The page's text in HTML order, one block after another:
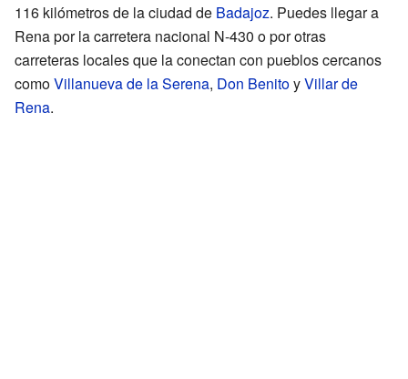
116 kilómetros de la ciudad de Badajoz. Puedes llegar a
Rena por la carretera nacional N-430 o por otras
carreteras locales que la conectan con pueblos cercanos
comoVillanueva de la Serena, Don BenitoyVillar de
Rena.